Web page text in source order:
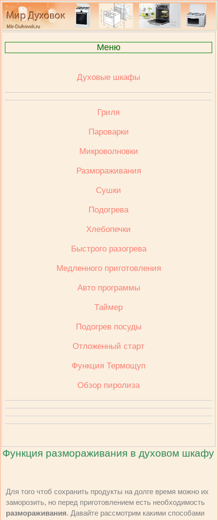
Меню
Духовые шкафы
Гриля
Пароварки
Микроволновки
Размораживания
Сушки
Подогрева
Хлебопечки
Быстрого разогрева
Медленного приготовления
Авто программы
Таймер
Подогрев посуды
Отложенный старт
Функция Термощуп
Обзор пиролиза
Функция размораживания в духовом шкафу
Для того чтоб сохранить продукты на долге время можно их
заморозить, но перед приготовлением есть необходимость
размораживания. Давайте рассмотрим какими способами